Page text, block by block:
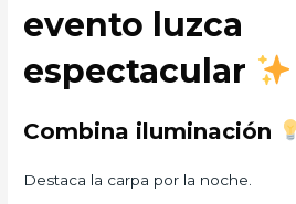
evento luzca
espectacular
Combina iluminación
Destaca la carpa por la noche.